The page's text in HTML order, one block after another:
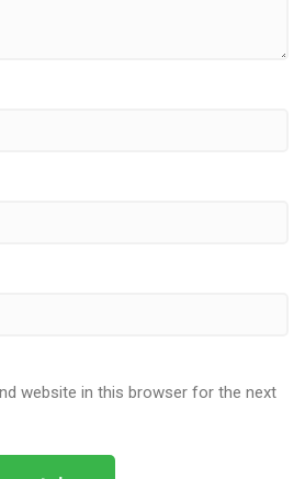
website in this browser for the next